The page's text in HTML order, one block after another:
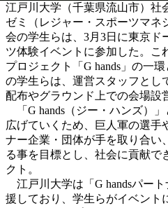
江戸川大学（千葉県流山市）社
ゼミ（レジャー・スポーツマネ
会の学生らは、3月3日に東京ド
ツ体験イベントに参加した。こ
プロジェクト「G hands」の一
の学生らは、運営スタッフとし
配布やグラウンド上での会場設
「G hands（ジー・ハンズ）
広げていくため、巨人軍の選手
ナー企業・団体が手を取り合い
る事を目標とし、社会に貢献で
クト。
江戸川大学は「G handsパー
援しており、学生らがイベント